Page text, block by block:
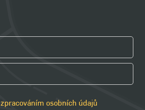
zpracováním osobních údajů